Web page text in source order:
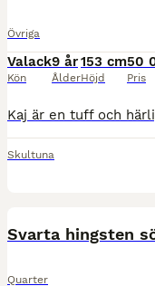
Övriga
Valack
Kön
9 år
Ålder
153 cm
Höjd
50
Pris
Skultuna
Svarta hingsten
Quarter